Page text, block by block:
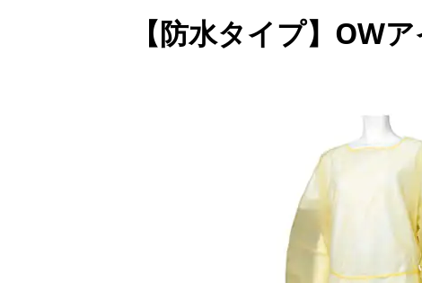
【防水タイプ】OW